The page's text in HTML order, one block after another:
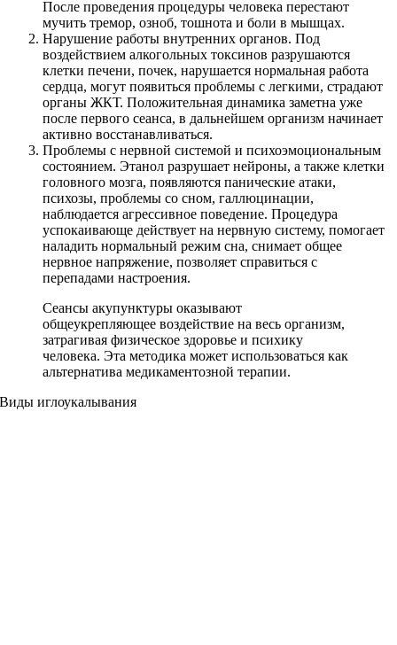
После проведения процедуры человека перестают
мучить тремор, озноб, тошнота и боли в мышцах.
Нарушение работы внутренних органов. Под
воздействием алкогольных токсинов разрушаются
клетки печени, почек, нарушается нормальная работа
сердца, могут появиться проблемы с легкими, страдают
органы ЖКТ. Положительная динамика заметна уже
после первого сеанса, в дальнейшем организм начинает
активно восстанавливаться.
Проблемы с нервной системой и психоэмоциональным
состоянием. Этанол разрушает нейроны, а также клетки
головного мозга, появляются панические атаки,
психозы, проблемы со сном, галлюцинации,
наблюдается агрессивное поведение. Процедура
успокаивающе действует на нервную систему, помогает
наладить нормальный режим сна, снимает общее
нервное напряжение, позволяет справиться с
перепадами настроения.
Сеансы акупунктуры оказывают
общеукрепляющее воздействие на весь организм,
затрагивая физическое здоровье и психику
человека. Эта методика может использоваться как
альтернатива медикаментозной терапии.